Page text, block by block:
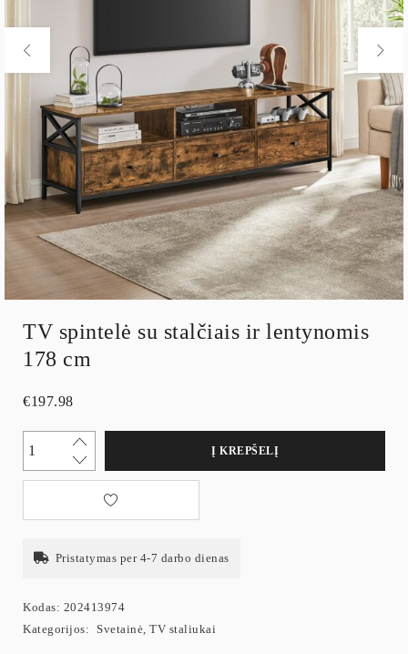
TV spintelė su stalčiais ir lentynomis
178 cm
€197.98
Į KREPŠELĮ
Pristatymas per 4-7 darbo dienas
Kodas: 202413974
Kategorijos: Svetainė TV staliukai